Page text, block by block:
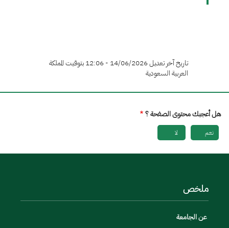
تاريخ آخر تعديل 14/06/2026 - 12:06 بتوقيت المملكة
العربية السعودية
هل أعجبك محتوى الصفحة ؟
نعم لا
ملخص
عن الجامعة